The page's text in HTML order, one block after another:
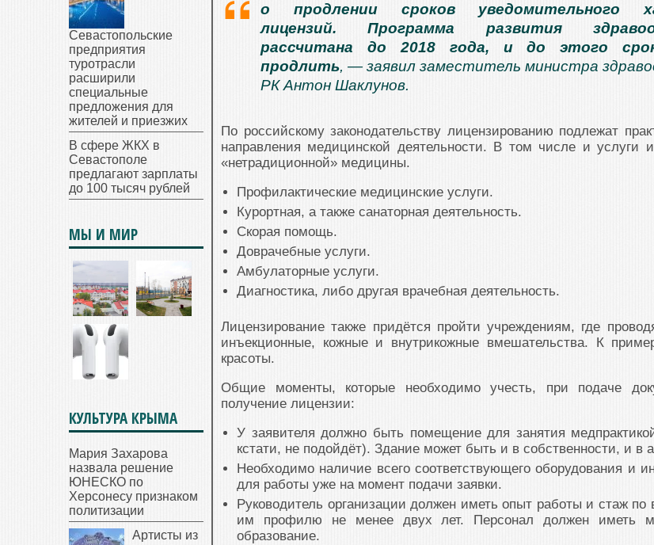
о продлении сроков уведомительного
лицензий. Программа развития
рассчитана до 2018 года, и до этого
продлить, — заявил заместитель министра
РК Антон Шаклунов.
По российскому законодательству лицензированию подлежат
направления медицинской деятельности. В том числе и услуги
«нетрадиционной» медицины.
Профилактические медицинские услуги.
Курортная, а также санаторная деятельность.
Скорая помощь.
Доврачебные услуги.
Амбулаторные услуги.
Диагностика, либо другая врачебная деятельность.
Лицензирование также придётся пройти учреждениям, где
инъекционные, кожные и внутрикожные вмешательства. К
красоты.
Общие моменты, которые необходимо учесть, при подаче
получение лицензии:
У заявителя должно быть помещение для занятия
кстати, не подойдёт). Здание может быть и в собственности, и в
Необходимо наличие всего соответствующего оборудования и
для работы уже на момент подачи заявки.
Руководитель организации должен иметь опыт работы и стаж по
им профилю не менее двух лет. Персонал должен иметь
образование.
Севастопольские
предприятия
туротрасли
расширили
специальные
предложения для
жителей и приезжих
В сфере ЖКХ в
Севастополе
предлагают зарплаты
до 100 тысяч рублей
МЫ И МИР
КУЛЬТУРА КРЫМА
Мария Захарова
назвала решение
ЮНЕСКО по
Херсонесу признаком
политизации
Артисты из